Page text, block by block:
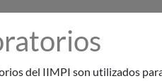
del IIMPI son utilizados